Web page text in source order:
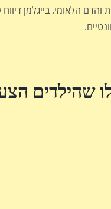
שהילדים